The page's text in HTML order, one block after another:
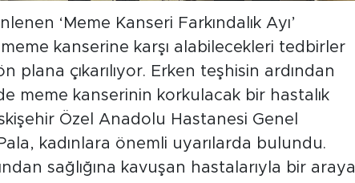
‘Meme Kanseri Farkındalık Ayı’
kanserine karşı alabilecekleri tedbirler
plana çıkarılıyor. Erken teşhisin ardından
meme kanserinin korkulacak bir hastalık
Özel Anadolu Hastanesi Genel
kadınlara önemli uyarılarda bulundu.
sağlığına kavuşan hastalarıyla bir araya